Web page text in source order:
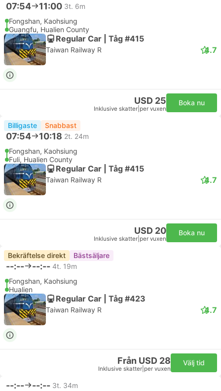
07:54 11:00 3t. 6m
Fongshan, Kaohsiung
Guangfu, Hualien County
Regular Car | Tåg #415
Taiwan Railway R 4.7
USD 25
Inklusive skatter per vuxen
Boka nu
Billigaste Snabbast
07:54 10:18 2t. 24m
Fongshan, Kaohsiung
Fuli, Hualien County
Regular Car | Tåg #415
Taiwan Railway R 4.7
USD 20
Inklusive skatter per vuxen
Boka nu
Bekräftelse direkt Bästsäljare
--:-- --:-- 4t. 19m
Fongshan, Kaohsiung
Hualien
Regular Car | Tåg #423
Taiwan Railway R 4.7
Från USD 28
Inklusive skatter per vuxen
Välj tid
--:-- --:-- 3t. 34m